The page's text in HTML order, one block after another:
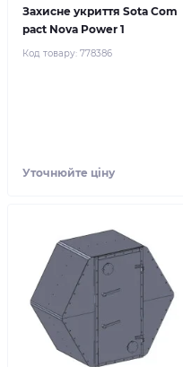
Захисне укриття Sota Com
pact Nova Power 1
Код товару: 778386
Уточнюйте ціну